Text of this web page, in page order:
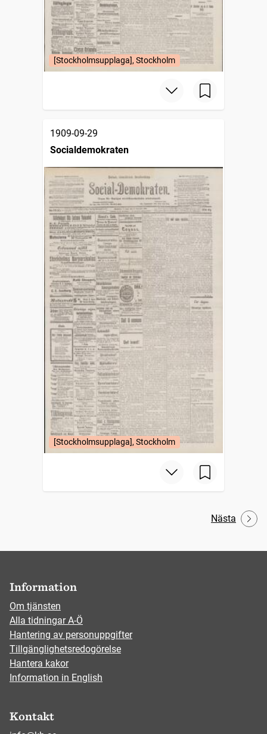
[Stockholmsupplaga], Stockholm
1909-09-29
Socialdemokraten
[Stockholmsupplaga], Stockholm
Nästa
Information
Om tjänsten
Alla tidningar A-Ö
Hantering av personuppgifter
Tillgänglighetsredogörelse
Hantera kakor
Information in English
Kontakt